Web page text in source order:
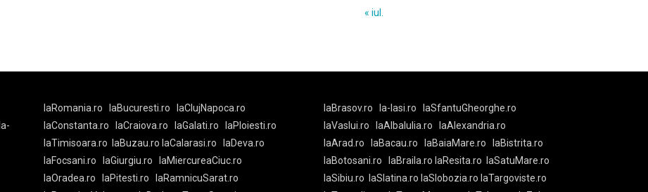
« iul.
la-
laRomania.ro laBucuresti.ro
laClujNapoca.ro
laConstanta.ro
laCraiova.ro laGalati.ro
laPloiesti.ro
laTimisoara.ro
laBuzau.ro laCalarasi.ro
laDeva.ro
laFocsani.ro
laGiurgiu.ro
laMiercureaCiuc.ro
laOradea.ro
laPitesti.ro
laRamnicuSarat.ro
laBrasov.ro la-Iasi.ro
laSfantuGheorghe.ro
laVaslui.ro
laAlbaIulia.ro
laAlexandria.ro
laArad.ro
laBacau.ro laBaiaMare.ro
laBistrita.ro
laBotosani.ro
laBraila.ro laResita.ro
laSatuMare.ro
laSibiu.ro
laSlatina.ro laSlobozia.ro laTargoviste.ro